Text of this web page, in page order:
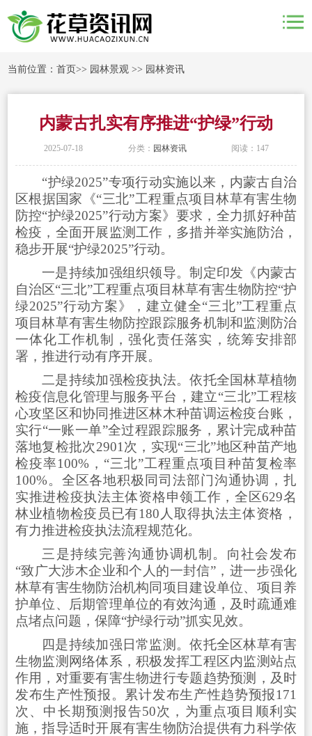
当前位置：首页>> 园林景观 >> 园林资讯
内蒙古扎实有序推进“护绿”行动
2025-07-18 分类： 园林资讯 阅读：147
“护绿2025”专项行动实施以来，内蒙古自治
区根据国家《“三北”工程重点项目林草有害生物
防控“护绿2025”行动方案》要求，全力抓好种苗
检疫，全面开展监测工作，多措并举实施防治，
稳步开展“护绿2025”行动。
一是持续加强组织领导。制定印发《内蒙古
自治区“三北”工程重点项目林草有害生物防控“护
绿2025”行动方案》，建立健全“三北”工程重点
项目林草有害生物防控跟踪服务机制和监测防治
一体化工作机制，强化责任落实，统筹安排部
署，推进行动有序开展。
二是持续加强检疫执法。依托全国林草植物
检疫信息化管理与服务平台，建立“三北”工程核
心攻坚区和协同推进区林木种苗调运检疫台账，
实行“一账一单”全过程跟踪服务，累计完成种苗
落地复检批次2901次，实现“三北”地区种苗产地
检疫率100%，“三北”工程重点项目种苗复检率
100%。全区各地积极同司法部门沟通协调，扎
实推进检疫执法主体资格申领工作，全区629名
林业植物检疫员已有180人取得执法主体资格，
有力推进检疫执法流程规范化。
三是持续完善沟通协调机制。向社会发布
“致广大涉木企业和个人的一封信”，进一步强化
林草有害生物防治机构同项目建设单位、项目养
护单位、后期管理单位的有效沟通，及时疏通难
点堵点问题，保障“护绿行动”抓实见效。
四是持续加强日常监测。依托全区林草有害
生物监测网络体系，积极发挥工程区内监测站点
作用，对重要有害生物进行专题趋势预测，及时
发布生产性预报。累计发布生产性趋势预报171
次、中长期预测报告50次，为重点项目顺利实
施，指导适时开展有害生物防治提供有力科学依